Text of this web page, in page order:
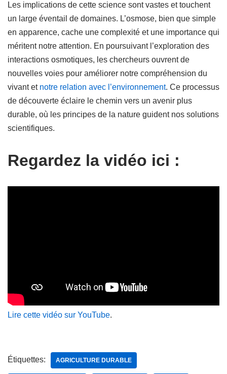
Les implications de cette science sont vastes et touchent
un large éventail de domaines. L’osmose, bien que simple
en apparence, cache une complexité et une importance qui
méritent notre attention. En poursuivant l’exploration des
interactions osmotiques, les chercheurs ouvrent de
nouvelles voies pour améliorer notre compréhension du
vivant et notre relation avec l’environnement. Ce processus
de découverte éclaire le chemin vers un avenir plus
durable, où les principes de la nature guident nos solutions
scientifiques.
Regardez la vidéo ici :
Lire cette vidéo sur YouTube.
Étiquettes: AGRICULTURE DURABLE